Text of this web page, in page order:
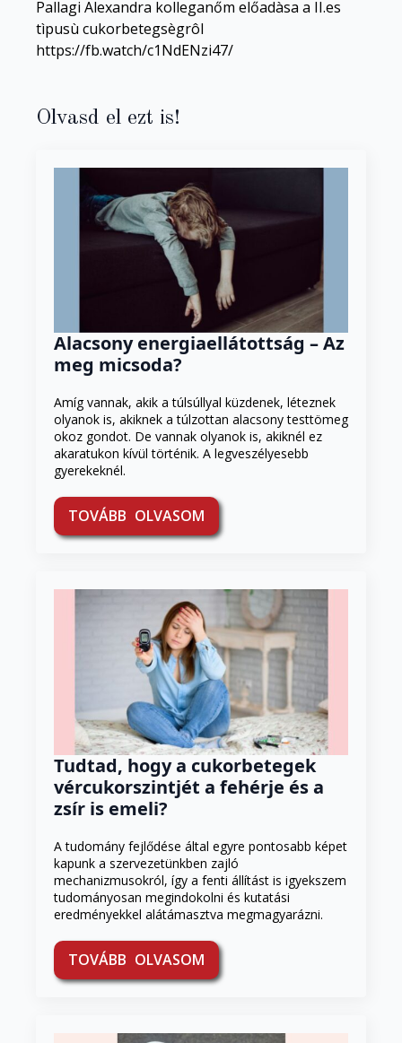
Pallagi Alexandra kolleganőm előadàsa a II.es
tìpusù cukorbetegsègrôl
https://fb.watch/c1NdENzi47/
Olvasd el ezt is!
Alacsony energiaellátottság – Az
meg micsoda?
Amíg vannak, akik a túlsúllyal küzdenek, léteznek
olyanok is, akiknek a túlzottan alacsony testtömeg
okoz gondot. De vannak olyanok is, akiknél ez
akaratukon kívül történik. A legveszélyesebb
gyerekeknél.
TOVÁBB OLVASOM
Tudtad, hogy a cukorbetegek
vércukorszintjét a fehérje és a
zsír is emeli?
A tudomány fejlődése által egyre pontosabb képet
kapunk a szervezetünkben zajló
mechanizmusokról, így a fenti állítást is igyekszem
tudományosan megindokolni és kutatási
eredményekkel alátámasztva megmagyarázni.
TOVÁBB OLVASOM